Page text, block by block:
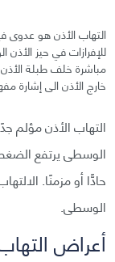
التهاب الأذن هو عدوى
للإفرازات في حيز
مباشرة خلف طبلة
خارج الأذن الى إشارة
التهاب الأذن مؤلم
الوسطى يرتفع
حادًّا أو مزمنًا.
الوسطى.
أعراض